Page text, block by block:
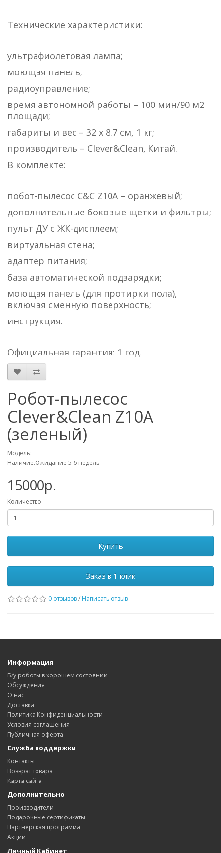
Технические характеристики:
ультрафиолетовая лампа;
моющая панель;
радиоуправление;
время автономной работы – 100 мин/90 м2
площади;
габариты и вес – 32 х 8.7 см, 1 кг;
производитель – Clever&Clean, Китай.
В комплекте:
побот-пылесос C&C Z10A – оранжевый;
дополнительные боковые щетки и фильтры;
пульт ДУ c ЖК-дисплеем;
виртуальная стена;
адаптер питания;
база автоматической подзарядки;
моющая панель (для протирки пола),
включая сменную поверхность;
инструкция.
Официальная гарантия: 1 год.
Робот-пылесос
Clever&Clean Z10A
(зеленый)
Модель:
Наличие:Ожидание 5-6 недель
15000р.
Количество
Купить
Заказ в 1 клик
0 отзывов/ Написать отзыв
Информация
Б/у роботы в хорошем состоянии
Обсуждения
О нас
Доставка
Политика Конфиденциальности
Условия соглашения
Публичная оферта
Служба поддержки
Контакты
Возврат товара
Карта сайта
Дополнительно
Производители
Подарочные сертификаты
Партнерская программа
Акции
Личный Кабинет